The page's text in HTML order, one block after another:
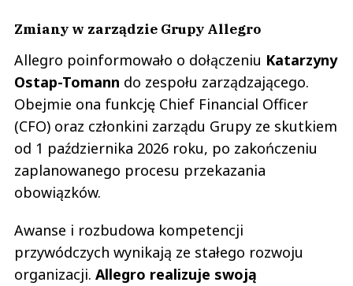
Zmiany w zarządzie Grupy Allegro
Allegro poinformowało o dołączeniu Katarzyny
Ostap-Tomann do zespołu zarządzającego.
Obejmie ona funkcję Chief Financial Officer
(CFO) oraz członkini zarządu Grupy ze skutkiem
od 1 października 2026 roku, po zakończeniu
zaplanowanego procesu przekazania
obowiązków.
Awanse i rozbudowa kompetencji
przywódczych wynikają ze stałego rozwoju
organizacji. Allegro realizuje swoją